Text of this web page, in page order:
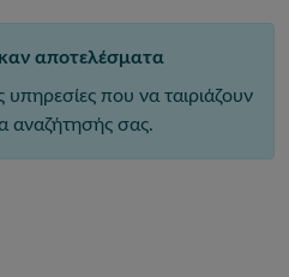
αποτελέσματα
που να ταιριάζουν
αναζήτησής σας.